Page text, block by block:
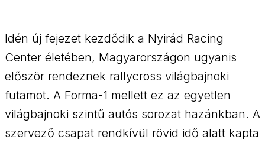
Idén új fejezet kezdődik a Nyirád Racing
Center életében, Magyarországon ugyanis
először rendeznek rallycross világbajnoki
futamot. A Forma-1 mellett ez az egyetlen
világbajnoki szintű autós sorozat hazánkban. A
szervező csapat rendkívül rövid idő alatt kapta